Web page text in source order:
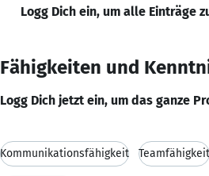
Logg Dich ein, um alle Einträge
Fähigkeiten und
Logg Dich jetzt ein, um das ganze
Kommunikationsfähigkeit Teamfähigkeit